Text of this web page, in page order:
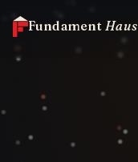
Fundament Haus